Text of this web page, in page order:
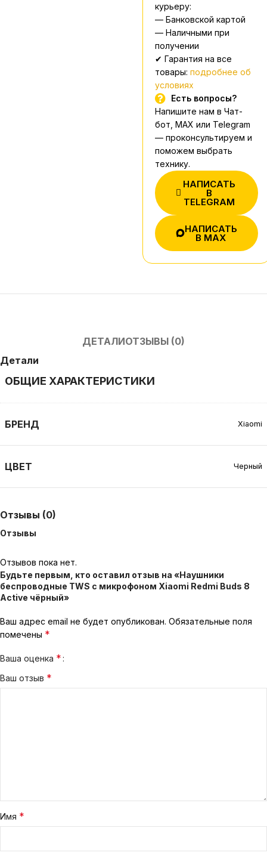
курьеру:
— Банковской картой
— Наличными при
получении
✔ Гарантия на все
товары: подробнее об
условиях
Есть вопросы?
Напишите нам в Чат-
бот, MAX или Telegram
— проконсультируем и
поможем выбрать
технику.
НАПИСАТЬ
В
TELEGRAM
НАПИСАТЬ
В MAX
ДЕТАЛИОТЗЫВЫ (0)
Детали
ОБЩИЕ ХАРАКТЕРИСТИКИ
БРЕНД Xiaomi
ЦВЕТ Черный
Отзывы (0)
Отзывы
Отзывов пока нет.
Будьте первым, кто оставил отзыв на «Наушники
беспроводные TWS с микрофоном Xiaomi Redmi Buds 8
Active чёрный»
Ваш адрес email не будет опубликован. Обязательные поля
помечены *
Ваша оценка *
Ваш отзыв *
Имя *